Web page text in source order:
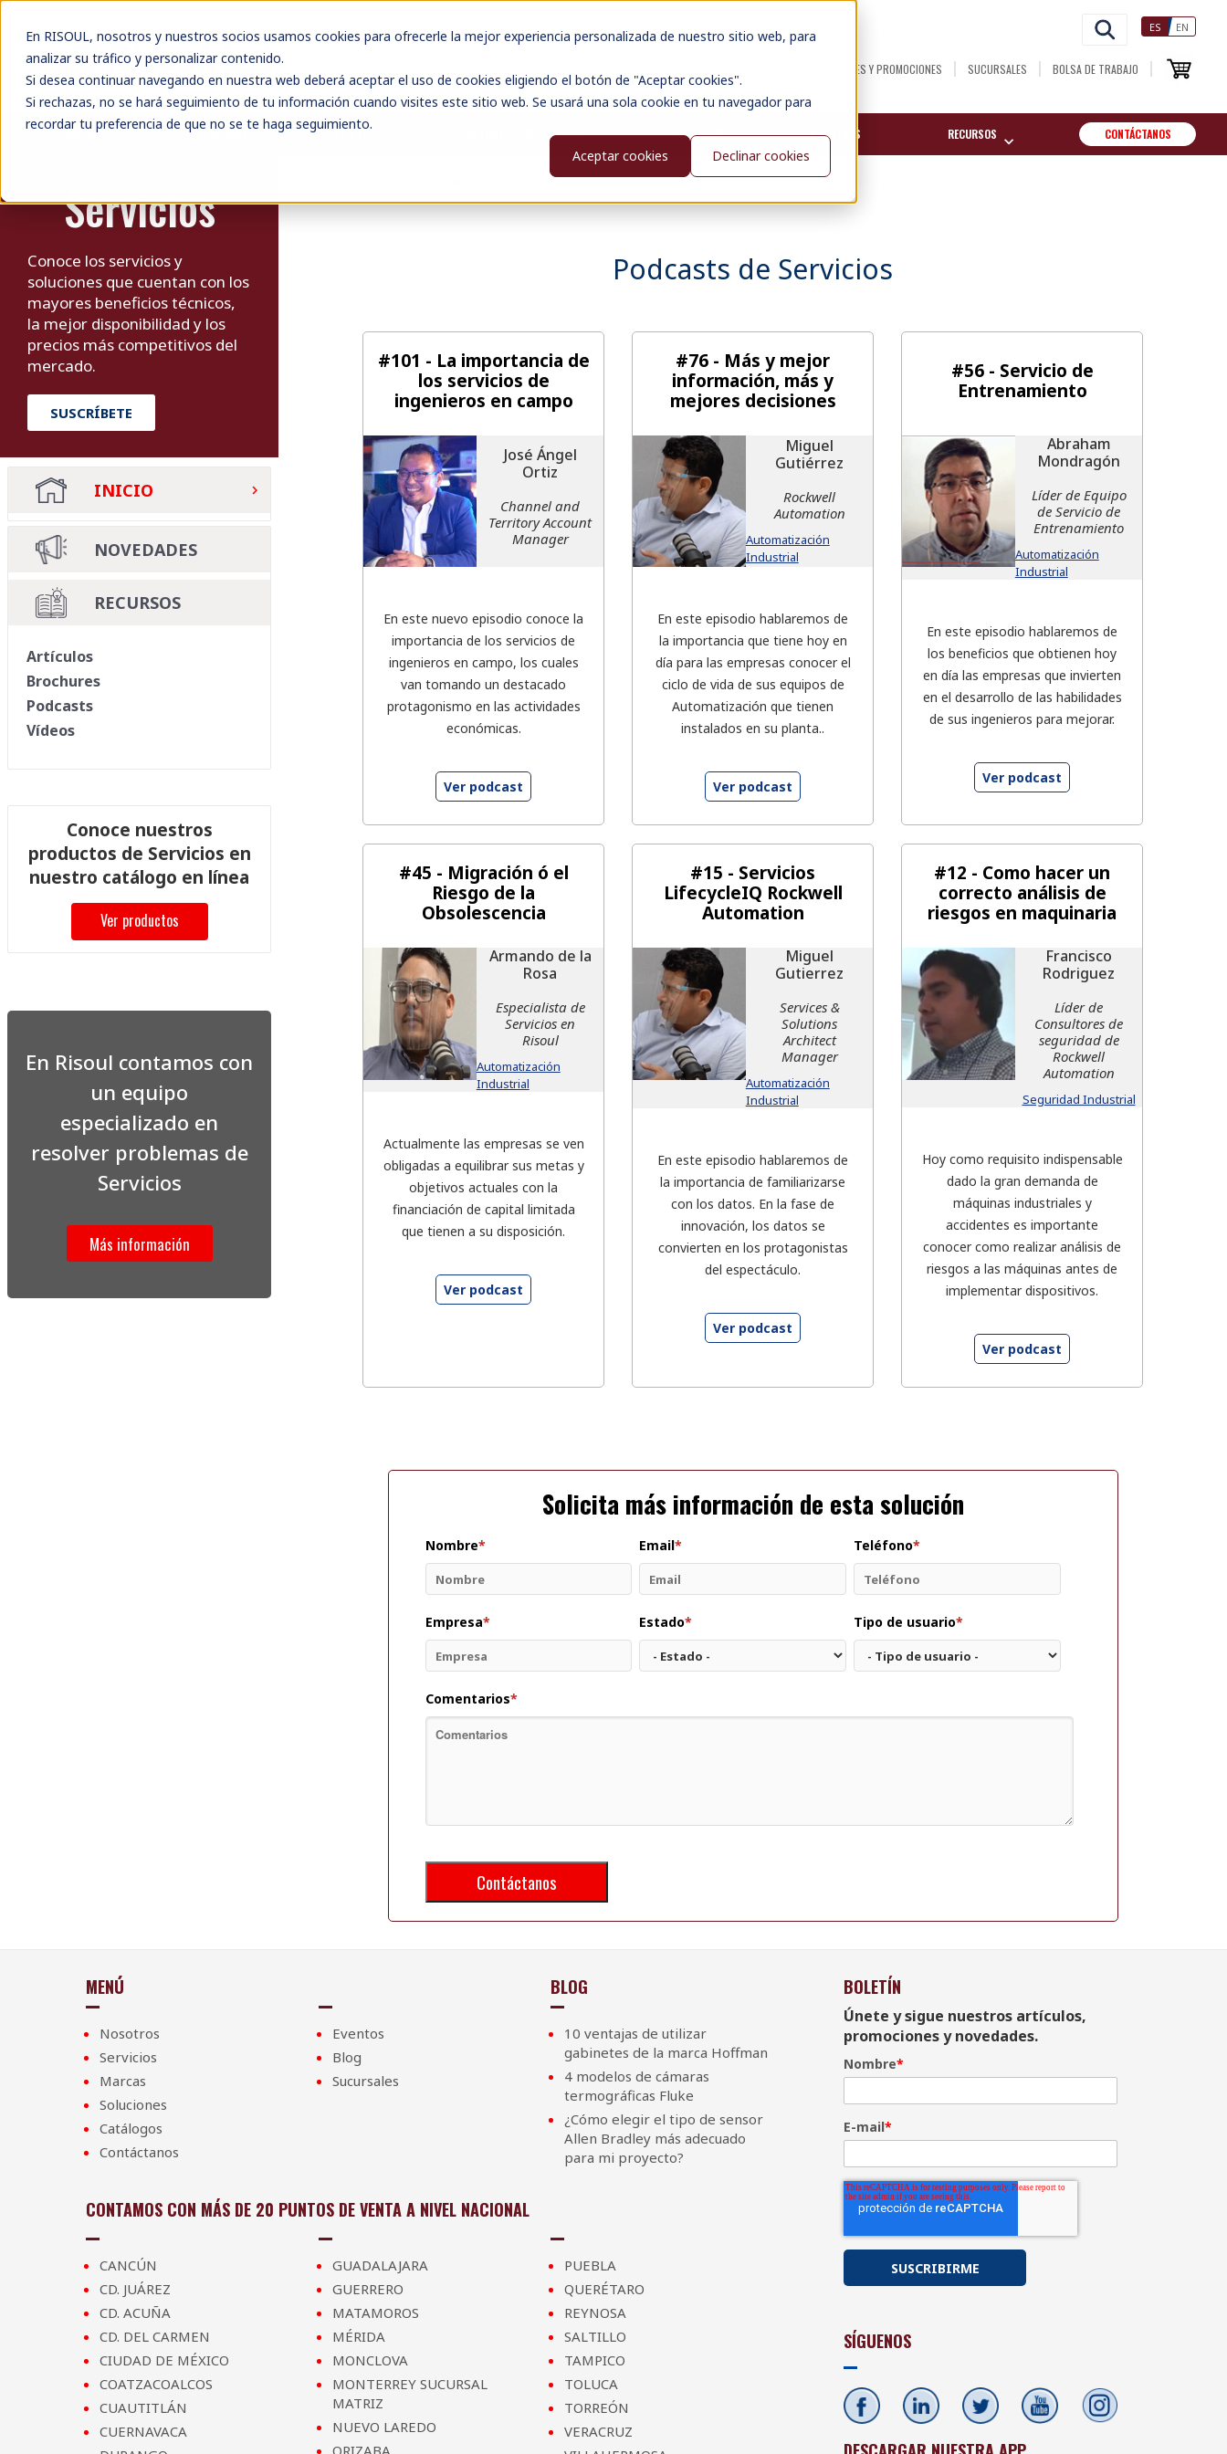
En RISOUL, nosotros y nuestros socios usamos cookies para ofrecerle la mejor experiencia personalizada de nuestro sitio web, para
analizar su tráfico y personalizar contenido.
Si desea continuar navegando en nuestra web deberá aceptar el uso de cookies eligiendo el botón de "Aceptar cookies".
Si rechazas, no se hará seguimiento de tu información cuando visites este sitio web. Se usará una sola cookie en tu navegador para
recordar tu preferencia de que no se te haga seguimiento.
Aceptar cookies
Declinar cookies
ES EN
NOVEDADES Y PROMOCIONES SUCURSALES BOLSA DE TRABAJO
MARCAS SOLUCIONES EVENTOS CENTRO DE COMPETENCIAS CATÁLOGOS NOSOTROS RECURSOS CONTÁCTANOS
Servicios
Conoce los servicios y
soluciones que cuentan con los
mayores beneficios técnicos,
la mejor disponibilidad y los
precios más competitivos del
mercado.
SUSCRÍBETE
INICIO
NOVEDADES
RECURSOS
Artículos
Brochures
Podcasts
Vídeos
Conoce nuestros
productos de Servicios en
nuestro catálogo en línea
Ver productos
En Risoul contamos con
un equipo
especializado en
resolver problemas de
Servicios
Más información
Podcasts de Servicios
#101 - La importancia de
los servicios de
ingenieros en campo
José Ángel
Ortiz
Channel and
Territory Account
Manager
En este nuevo episodio conoce la
importancia de los servicios de
ingenieros en campo, los cuales
van tomando un destacado
protagonismo en las actividades
económicas.
Ver podcast
#76 - Más y mejor
información, más y
mejores decisiones
Miguel
Gutiérrez
Rockwell
Automation
Automatización
Industrial
En este episodio hablaremos de
la importancia que tiene hoy en
día para las empresas conocer el
ciclo de vida de sus equipos de
Automatización que tienen
instalados en su planta..
Ver podcast
#56 - Servicio de
Entrenamiento
Abraham
Mondragón
Líder de Equipo
de Servicio de
Entrenamiento
Automatización
Industrial
En este episodio hablaremos de
los beneficios que obtienen hoy
en día las empresas que invierten
en el desarrollo de las habilidades
de sus ingenieros para mejorar.
Ver podcast
#45 - Migración ó el
Riesgo de la
Obsolescencia
Armando de la
Rosa
Especialista de
Servicios en
Risoul
Automatización
Industrial
Actualmente las empresas se ven
obligadas a equilibrar sus metas y
objetivos actuales con la
financiación de capital limitada
que tienen a su disposición.
Ver podcast
#15 - Servicios
LifecycleIQ Rockwell
Automation
Miguel
Gutierrez
Services &
Solutions
Architect
Manager
Automatización
Industrial
En este episodio hablaremos de
la importancia de familiarizarse
con los datos. En la fase de
innovación, los datos se
convierten en los protagonistas
del espectáculo.
Ver podcast
#12 - Como hacer un
correcto análisis de
riesgos en maquinaria
Francisco
Rodriguez
Líder de
Consultores de
seguridad de
Rockwell
Automation
Seguridad Industrial
Hoy como requisito indispensable
dado la gran demanda de
máquinas industriales y
accidentes es importante
conocer como realizar análisis de
riesgos a las máquinas antes de
implementar dispositivos.
Ver podcast
Solicita más información de esta solución
Nombre* Email* Teléfono*
Empresa* Estado* Tipo de usuario*
Comentarios*
MENÚ
Nosotros
Servicios
Marcas
Soluciones
Catálogos
Contáctanos
Eventos
Blog
Sucursales
BLOG
10 ventajas de utilizar
gabinetes de la marca Hoffman
4 modelos de cámaras
termográficas Fluke
¿Cómo elegir el tipo de sensor
Allen Bradley más adecuado
para mi proyecto?
CONTAMOS CON MÁS DE 20 PUNTOS DE VENTA A NIVEL NACIONAL
CANCÚN
CD. JUÁREZ
CD. ACUÑA
CD. DEL CARMEN
CIUDAD DE MÉXICO
COATZACOALCOS
CUAUTITLÁN
CUERNAVACA
GUADALAJARA
GUERRERO
MATAMOROS
MÉRIDA
MONCLOVA
MONTERREY SUCURSAL
MATRIZ
NUEVO LAREDO
PUEBLA
QUERÉTARO
REYNOSA
SALTILLO
TAMPICO
TOLUCA
TORREÓN
VERACRUZ
BOLETÍN
Únete y sigue nuestros artículos,
promociones y novedades.
Nombre*
E-mail*
SÍGUENOS